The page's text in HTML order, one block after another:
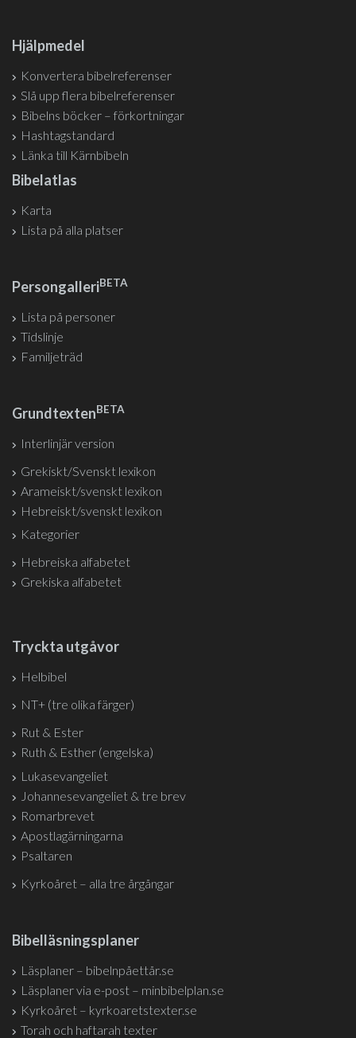
Hjälpmedel
Konvertera bibelreferenser
Slå upp flera bibelreferenser
Bibelns böcker – förkortningar
Hashtagstandard
Länka till Kärnbibeln
Bibelatlas
Karta
Lista på alla platser
PersongalleriBETA
Lista på personer
Tidslinje
Familjeträd
GrundtextenBETA
Interlinjär version
Grekiskt/Svenskt lexikon
Arameiskt/svenskt lexikon
Hebreiskt/svenskt lexikon
Kategorier
Hebreiska alfabetet
Grekiska alfabetet
Tryckta utgåvor
Helbibel
NT+ (tre olika färger)
Rut & Ester
Ruth & Esther (engelska)
Lukasevangeliet
Johannesevangeliet & tre brev
Romarbrevet
Apostlagärningarna
Psaltaren
Kyrkoåret – alla tre årgångar
Bibelläsningsplaner
Läsplaner – bibelnpåettår.se
Läsplaner via e-post – minbibelplan.se
Kyrkoåret – kyrkoaretstexter.se
Torah och haftarah texter